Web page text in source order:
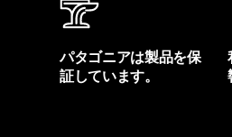
パタゴニアは製品を保
証しています。